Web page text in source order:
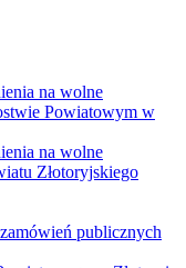
na wolne
Powiatowym w
na wolne
Złotoryjskiego
publicznych